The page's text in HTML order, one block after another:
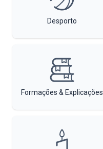
Desporto
Formações & Explicações